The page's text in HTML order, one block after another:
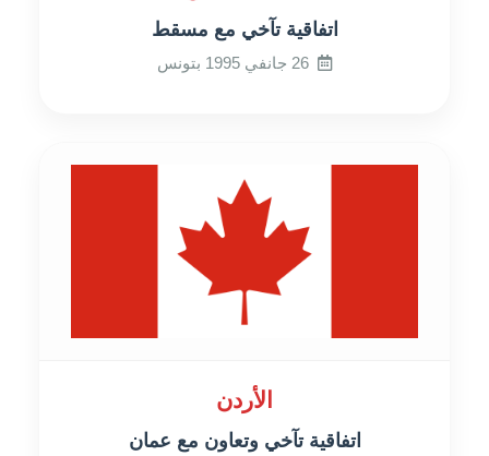
اتفاقية تآخي مع مسقط
الأردن
اتفاقية تآخي وتعاون مع عمان